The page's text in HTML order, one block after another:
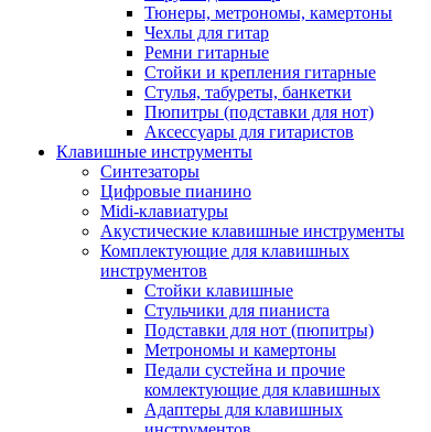
Тюнеры, метрономы, камертоны
Чехлы для гитар
Ремни гитарные
Стойки и крепления гитарные
Стулья, табуреты, банкетки
Пюпитры (подставки для нот)
Аксессуары для гитаристов
Клавишные инструменты
Синтезаторы
Цифровые пианино
Midi-клавиатуры
Акустические клавишные инструменты
Комплектующие для клавишных
инструментов
Стойки клавишные
Стульчики для пианиста
Подставки для нот (пюпитры)
Метрономы и камертоны
Педали сустейна и прочие
комлектующие для клавишных
Адаптеры для клавишных